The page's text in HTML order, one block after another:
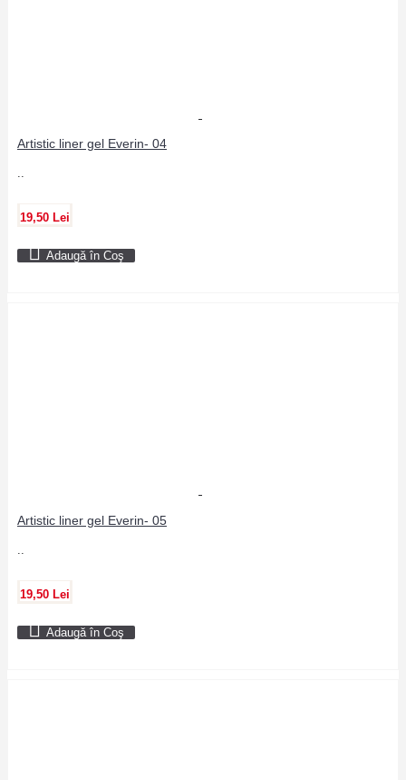
Artistic liner gel Everin- 04
..
19,50 Lei
Adaugă în Coş
Artistic liner gel Everin- 05
19,50 Lei
Adaugă în Coş